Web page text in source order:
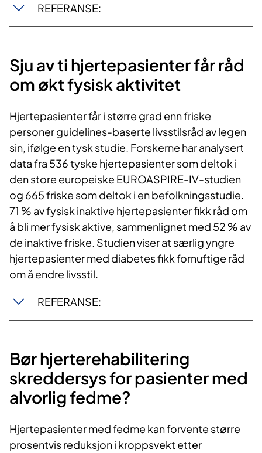
REFERANSE:
Sju av ti hjertepasienter får råd
om økt fysisk aktivitet
Hjertepasienter får i større grad enn friske
personer guidelines-baserte livsstilsråd av legen
sin, ifølge en tysk studie. Forskerne har analysert
data fra 536 tyske hjertepasienter som deltok i
den store europeiske EUROASPIRE-IV-studien
og 665 friske som deltok i en befolkningsstudie.
71 % av fysisk inaktive hjertepasienter fikk råd om
å bli mer fysisk aktive, sammenlignet med 52 % av
de inaktive friske. Studien viser at særlig yngre
hjertepasienter med diabetes fikk fornuftige råd
om å endre livsstil.
REFERANSE:
Bør hjerterehabilitering
skreddersys for pasienter med
alvorlig fedme?
Hjertepasienter med fedme kan forvente større
prosentvis reduksjon i kroppsvekt etter